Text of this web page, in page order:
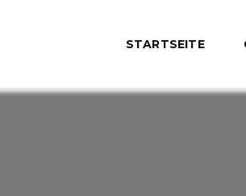
STARTSEITE